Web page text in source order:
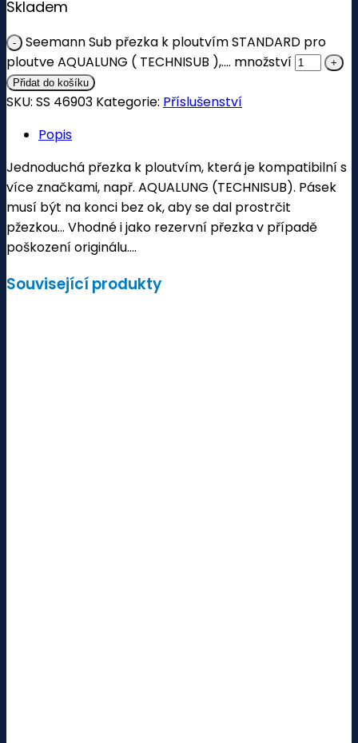
Skladem
Seemann Sub přezka k ploutvím STANDARD pro
ploutve AQUALUNG ( TECHNISUB ),.... množství
Přidat do košíku
SKU: SS 46903 Kategorie: Příslušenství
Popis
Jednoduchá přezka k ploutvím, která je kompatibilní s
více značkami, např. AQUALUNG (TECHNISUB). Pásek
musí být na konci bez ok, aby se dal prostrčit
pžezkou… Vhodné i jako rezervní přezka v případě
poškození originálu….
Související produkty